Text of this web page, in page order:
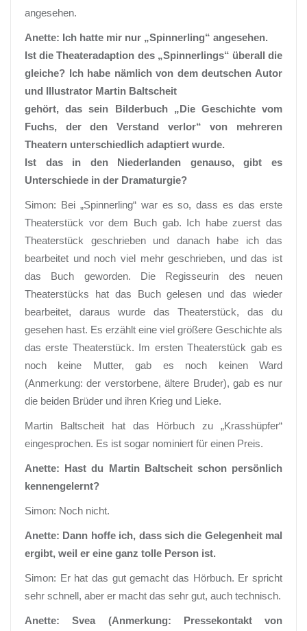
angesehen.
Anette: Ich hatte mir nur „Spinnerling“ angesehen.
Ist die Theateradaption des „Spinnerlings“ überall die
gleiche? Ich habe nämlich von dem deutschen Autor
und Illustrator Martin Baltscheit
gehört, das sein Bilderbuch „Die Geschichte vom
Fuchs, der den Verstand verlor“ von mehreren
Theatern unterschiedlich adaptiert wurde.
Ist das in den Niederlanden genauso, gibt es
Unterschiede in der Dramaturgie?
Simon: Bei „Spinnerling“ war es so, dass es das erste
Theaterstück vor dem Buch gab. Ich habe zuerst das
Theaterstück geschrieben und danach habe ich das
bearbeitet und noch viel mehr geschrieben, und das ist
das Buch geworden. Die Regisseurin des neuen
Theaterstücks hat das Buch gelesen und das wieder
bearbeitet, daraus wurde das Theaterstück, das du
gesehen hast. Es erzählt eine viel größere Geschichte als
das erste Theaterstück. Im ersten Theaterstück gab es
noch keine Mutter, gab es noch keinen Ward
(Anmerkung: der verstorbene, ältere Bruder), gab es nur
die beiden Brüder und ihren Krieg und Lieke.
Martin Baltscheit hat das Hörbuch zu „Krasshüpfer“
eingesprochen. Es ist sogar nominiert für einen Preis.
Anette: Hast du Martin Baltscheit schon persönlich
kennengelernt?
Simon: Noch nicht.
Anette: Dann hoffe ich, dass sich die Gelegenheit mal
ergibt, weil er eine ganz tolle Person ist.
Simon: Er hat das gut gemacht das Hörbuch. Er spricht
sehr schnell, aber er macht das sehr gut, auch technisch.
Anette: Svea (Anmerkung: Pressekontakt von